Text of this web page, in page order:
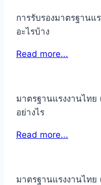
การรับรองมาตรฐานแ
อะไรบ้าง
Read more...
มาตรฐานแรงงานไท
อย่างไร
Read more...
มาตรฐานแรงงานไทย